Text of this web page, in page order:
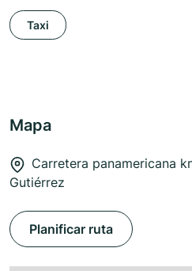
Taxi
Mapa
Carretera panamericana
Gutiérrez
Planificar ruta